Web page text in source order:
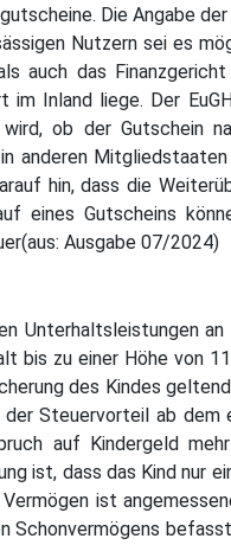
Die Angabe
Nutzern sei es
auch das
im Inland liege. Der
ob der Gutschein
anderen
hin, dass die
eines Gutscheins
Ausgabe 07/2024)
Unterhaltsleistungen
bis zu einer Höhe von
des Kindes
der Steuervorteil ab dem
auf Kindergeld
ist, dass das Kind nur
Vermögen ist
Schonvermögens